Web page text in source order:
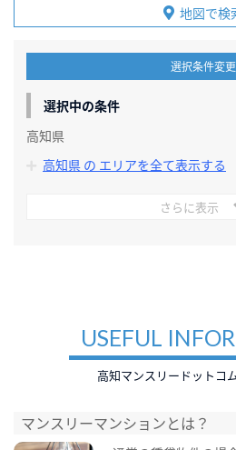
地図で検
選択条件変更
選択中の条件
高知県
高知県 の エリアを全て表示する
さらに表示
USEFUL
高知マンスリードットコ
マンスリーマンションとは？